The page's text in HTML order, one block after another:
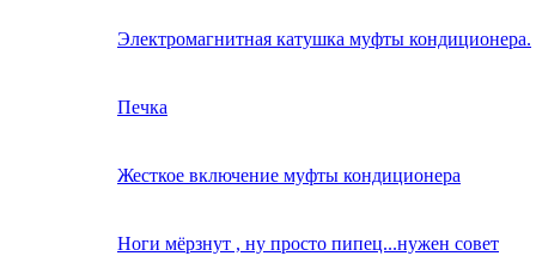
Электромагнитная катушка муфты кондиционера.
Печка
Жесткое включение муфты кондиционера
Ноги мёрзнут , ну просто пипец...нужен совет